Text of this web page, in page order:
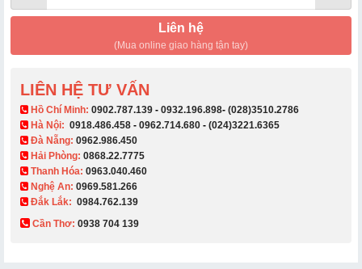
Liên hệ
(Mua online giao hàng tận tay)
LIÊN HỆ TƯ VẤN
​ Hồ Chí Minh: 0902.787.139 - 0932.196.898- (028)3510.2786
Hà Nội: 0918.486.458 - 0962.714.680 - (024)3221.6365
Đà Nẵng: 0962.986.450
Hải Phòng: 0868.22.7775
Thanh Hóa: 0963.040.460
Nghệ An: 0969.581.266
Đắk Lắk: 0984.762.139
Cần Thơ: 0938 704 139​